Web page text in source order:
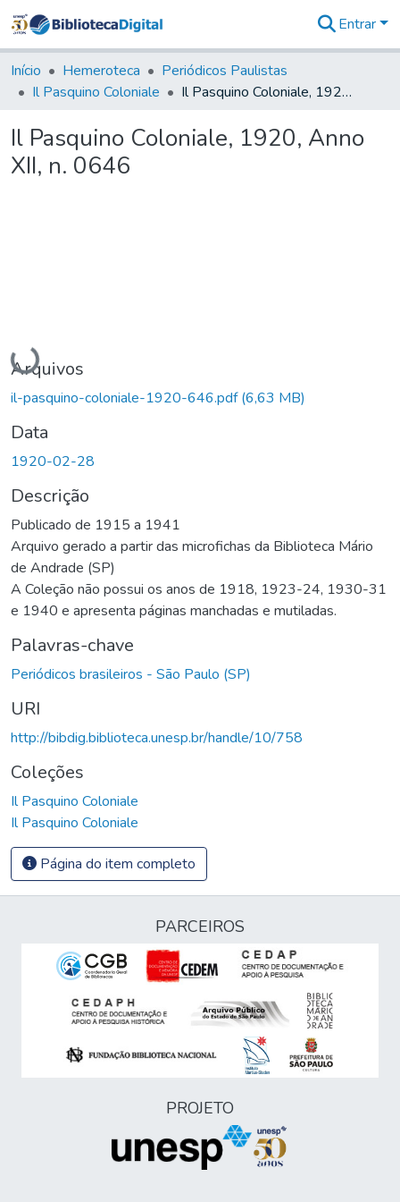
&
Coleções
Tudo na
Digital
Entrar
Início Hemeroteca
Periódicos Paulistas
Il Pasquino Coloniale
Il Pasquino Coloniale, 1920, Anno XII, n. 0646
Il Pasquino Coloniale, 1920, Anno
XII, n. 0646
Carregando...
Arquivos
il-pasquino-coloniale-1920-646.pdf(6,63 MB)
Data
1920-02-28
Descrição
Publicado de 1915 a 1941
Arquivo gerado a partir das microfichas da Biblioteca Mário
de Andrade (SP)
A Coleção não possui os anos de 1918, 1923-24, 1930-31
e 1940 e apresenta páginas manchadas e mutiladas.
Palavras-chave
Periódicos brasileiros - São Paulo (SP)
URI
http://bibdig.biblioteca.unesp.br/handle/10/758
Coleções
Il Pasquino Coloniale
Il Pasquino Coloniale
Página do item completo
PARCEIROS
PROJETO